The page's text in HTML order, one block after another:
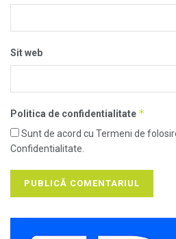
Sit web
Politica de confidentialitate *
Sunt de acord cu Termeni de
Confidentialitate.